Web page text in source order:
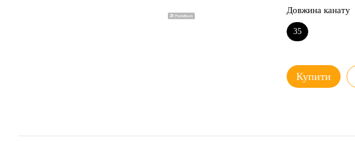
Довжина канату
35
Купити